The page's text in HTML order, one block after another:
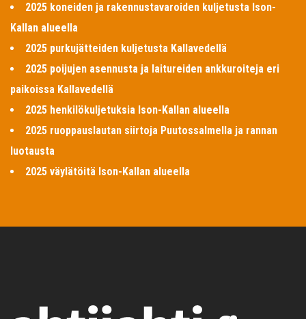
2025 koneiden ja rakennustavaroiden kuljetusta Ison-
Kallan alueella
2025 purkujätteiden kuljetusta Kallavedellä
2025 poijujen asennusta ja laitureiden ankkuroiteja eri
paikoissa Kallavedellä
2025 henkilökuljetuksia Ison-Kallan alueella
2025 ruoppauslautan siirtoja Puutossalmella ja rannan
luotausta
2025 väylätöitä Ison-Kallan alueella